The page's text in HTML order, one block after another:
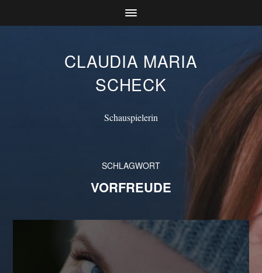
CLAUDIA MARIA
SCHECK
Schauspielerin
SCHLAGWORT
VORFREUDE